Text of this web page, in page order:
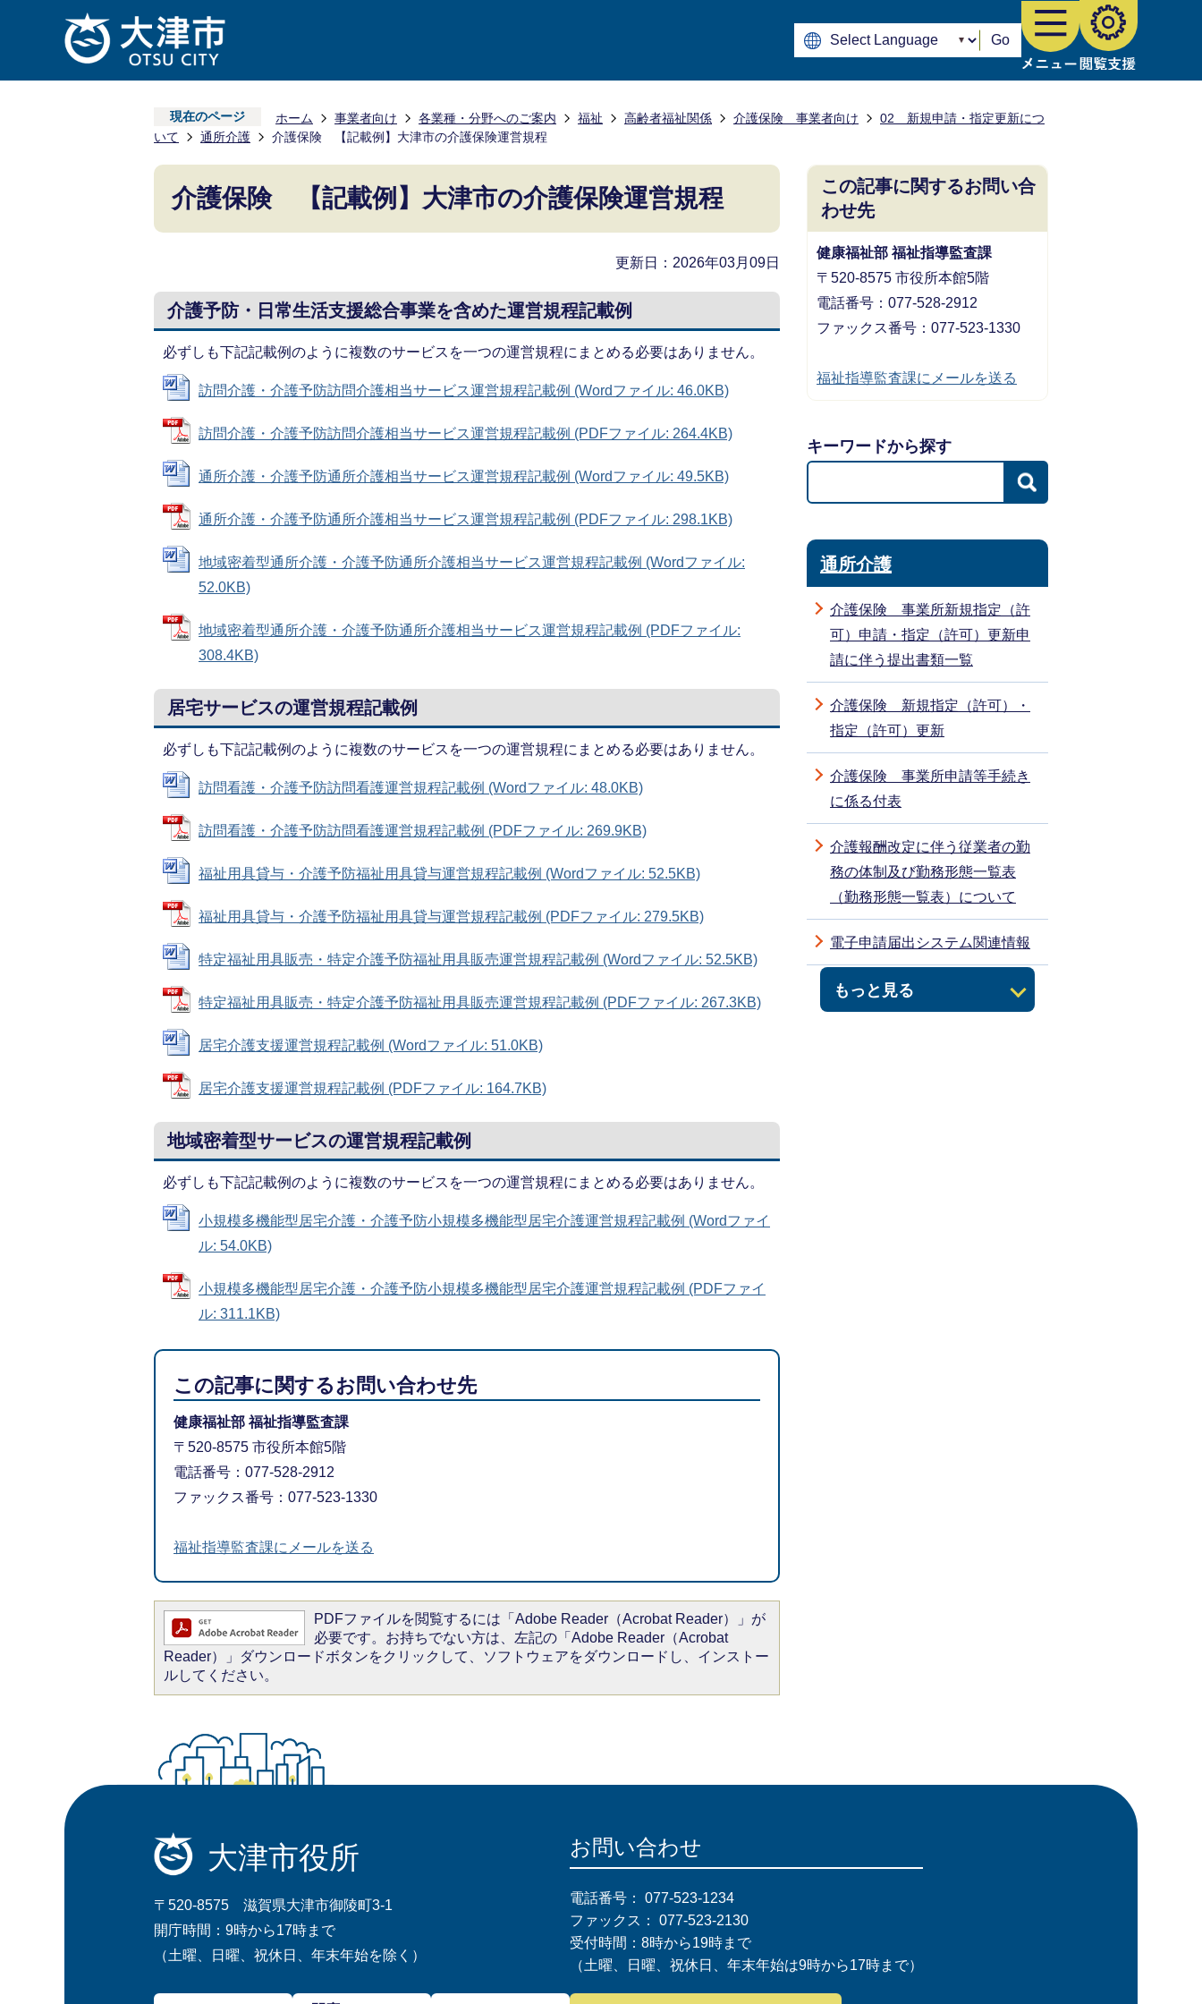
Go
現在のページ ホーム 事業者向け 各業種・分野へのご案内 福祉 高齢者福祉関係 介護保険 事業者向け
02 新規申請・指定更新につ
いて
通所介護 介護保険 【記載例】大津市の介護保険運営規程
介護保険 【記載例】大津市の介護保険運営規程
更新日：2026年03月09日
介護予防・日常生活支援総合事業を含めた運営規程記載例
必ずしも下記記載例のように複数のサービスを一つの運営規程にまとめる必要はありません。
訪問介護・介護予防訪問介護相当サービス運営規程記載例 (Wordファイル: 46.0KB)
訪問介護・介護予防訪問介護相当サービス運営規程記載例 (PDFファイル: 264.4KB)
通所介護・介護予防通所介護相当サービス運営規程記載例 (Wordファイル: 49.5KB)
通所介護・介護予防通所介護相当サービス運営規程記載例 (PDFファイル: 298.1KB)
地域密着型通所介護・介護予防通所介護相当サービス運営規程記載例 (Wordファイル:
52.0KB)
地域密着型通所介護・介護予防通所介護相当サービス運営規程記載例 (PDFファイル:
308.4KB)
居宅サービスの運営規程記載例
必ずしも下記記載例のように複数のサービスを一つの運営規程にまとめる必要はありません。
訪問看護・介護予防訪問看護運営規程記載例 (Wordファイル: 48.0KB)
訪問看護・介護予防訪問看護運営規程記載例 (PDFファイル: 269.9KB)
福祉用具貸与・介護予防福祉用具貸与運営規程記載例 (Wordファイル: 52.5KB)
福祉用具貸与・介護予防福祉用具貸与運営規程記載例 (PDFファイル: 279.5KB)
特定福祉用具販売・特定介護予防福祉用具販売運営規程記載例 (Wordファイル: 52.5KB)
特定福祉用具販売・特定介護予防福祉用具販売運営規程記載例 (PDFファイル: 267.3KB)
居宅介護支援運営規程記載例 (Wordファイル: 51.0KB)
居宅介護支援運営規程記載例 (PDFファイル: 164.7KB)
地域密着型サービスの運営規程記載例
必ずしも下記記載例のように複数のサービスを一つの運営規程にまとめる必要はありません。
小規模多機能型居宅介護・介護予防小規模多機能型居宅介護運営規程記載例 (Wordファイ
ル: 54.0KB)
小規模多機能型居宅介護・介護予防小規模多機能型居宅介護運営規程記載例 (PDFファイ
ル: 311.1KB)
この記事に関するお問い合わせ先
健康福祉部 福祉指導監査課
〒520-8575 市役所本館5階
電話番号：077-528-2912
ファックス番号：077-523-1330
福祉指導監査課にメールを送る
PDFファイルを閲覧するには「Adobe Reader（Acrobat Reader）」が
必要です。お持ちでない方は、左記の「Adobe Reader（Acrobat
Reader）」ダウンロードボタンをクリックして、ソフトウェアをダウンロードし、インストー
ルしてください。
この記事に関するお問い合
わせ先
健康福祉部 福祉指導監査課
〒520-8575 市役所本館5階
電話番号：077-528-2912
ファックス番号：077-523-1330
福祉指導監査課にメールを送る
キーワードから探す
通所介護
介護保険 事業所新規指定（許
可）申請・指定（許可）更新申
請に伴う提出書類一覧
介護保険 新規指定（許可）・
指定（許可）更新
介護保険 事業所申請等手続き
に係る付表
もっと見る
介護報酬改定に伴う従業者の勤
務の体制及び勤務形態一覧表
（勤務形態一覧表）について
電子申請届出システム関連情報
大津市役所
〒520-8575 滋賀県大津市御陵町3-1
開庁時間：9時から17時まで
（土曜、日曜、祝休日、年末年始を除く）
お問い合わせ
電話番号： 077-523-1234
ファックス： 077-523-2130
受付時間：8時から19時まで
（土曜、日曜、祝休日、年末年始は9時から17時まで）